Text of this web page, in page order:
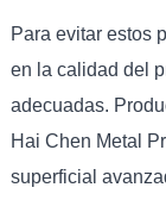
Para evitar estos
en la calidad del
adecuadas.
Hai Chen Metal
superficial